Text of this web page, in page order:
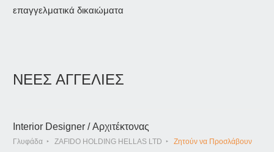
επαγγελματικά δικαιώματα
ΝΕΕΣ ΑΓΓΕΛΙΕΣ
Interior Designer / Αρχιτέκτονας
Γλυφάδα ZAFIDO HOLDING HELLAS LTD Ζητούν να Προσλάβουν